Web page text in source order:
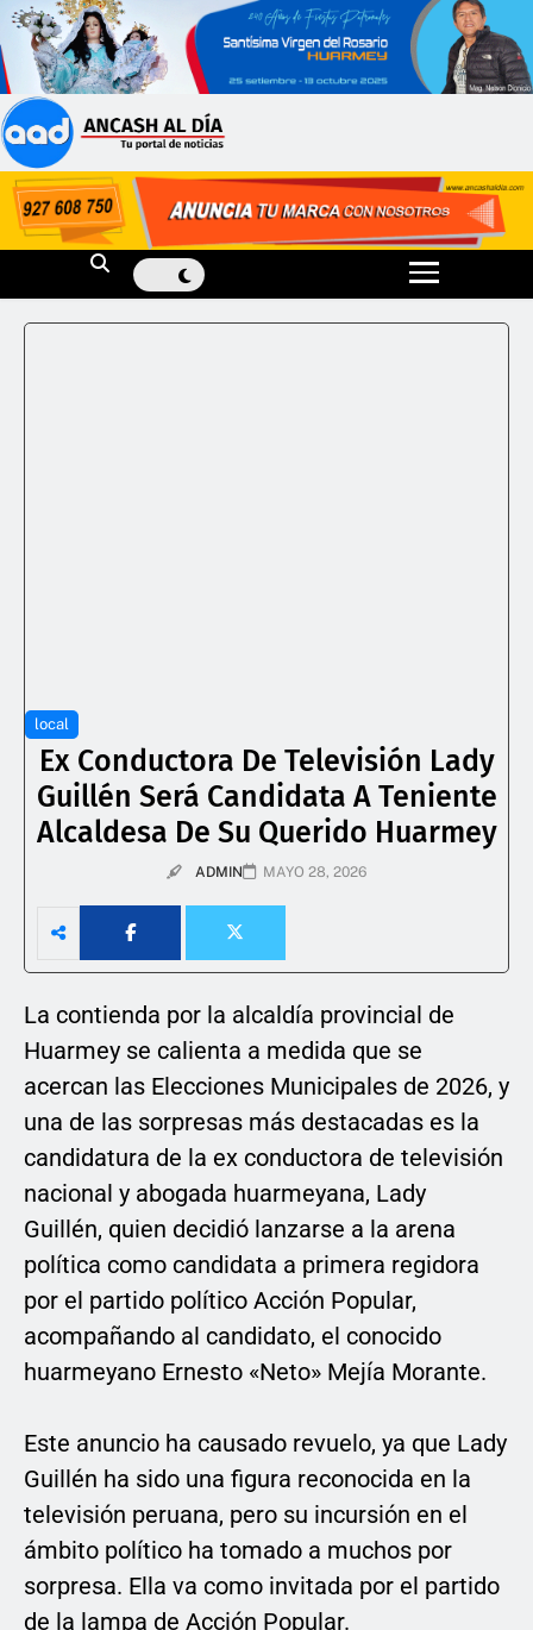
local
Ex Conductora De Televisión Lady
Guillén Será Candidata A Teniente
Alcaldesa De Su Querido Huarmey
ADMIN MAYO 28, 2026
La contienda por la alcaldía provincial de
Huarmey se calienta a medida que se
acercan las Elecciones Municipales de 2026, y
una de las sorpresas más destacadas es la
candidatura de la ex conductora de televisión
nacional y abogada huarmeyana, Lady
Guillén, quien decidió lanzarse a la arena
política como candidata a primera regidora
por el partido político Acción Popular,
acompañando al candidato, el conocido
huarmeyano Ernesto «Neto» Mejía Morante.
Este anuncio ha causado revuelo, ya que Lady
Guillén ha sido una figura reconocida en la
televisión peruana, pero su incursión en el
ámbito político ha tomado a muchos por
sorpresa. Ella va como invitada por el partido
de la lampa de Acción Popular.